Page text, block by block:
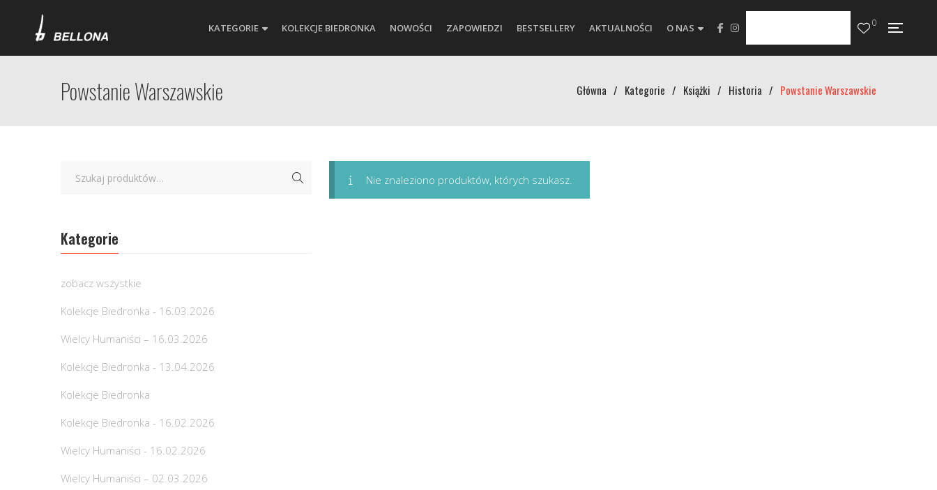
KATEGORIE KOLEKCJE BIEDRONKA NOWOŚCI ZAPOWIEDZI BESTSELLERY AKTUALNOŚCI O NAS 0
Powstanie Warszawskie Główna / Kategorie / Książki / Historia / Powstanie Warszawskie
Nie znaleziono produktów, których szukasz.
Kategorie
zobacz wszystkie
Kolekcje Biedronka - 16.03.2026
Wielcy Humaniści – 16.03.2026
Kolekcje Biedronka - 13.04.2026
Kolekcje Biedronka
Kolekcje Biedronka - 16.02.2026
Wielcy Humaniści - 16.02.2026
Wielcy Humaniści – 02.03.2026